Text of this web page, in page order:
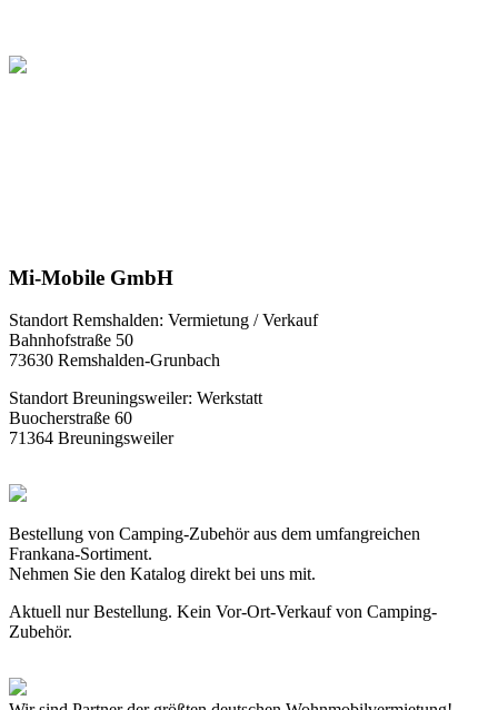
Mi-Mobile GmbH
Standort Remshalden: Vermietung / Verkauf
Bahnhofstraße 50
73630 Remshalden-Grunbach
Standort Breuningsweiler: Werkstatt
Buocherstraße 60
71364 Breuningsweiler
Bestellung von Camping-Zubehör aus dem umfangreichen
Frankana-Sortiment.
Nehmen Sie den Katalog direkt bei uns mit.
Aktuell nur Bestellung. Kein Vor-Ort-Verkauf von Camping-
Zubehör.